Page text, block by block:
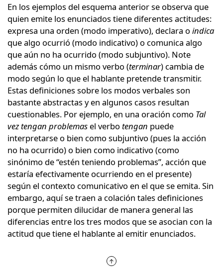
En los ejemplos del esquema anterior se observa que
quien emite los enunciados tiene diferentes actitudes:
expresa una orden (modo imperativo), declara o indica
que algo ocurrió (modo indicativo) o comunica algo
que aún no ha ocurrido (modo subjuntivo). Note
además cómo un mismo verbo (terminar) cambia de
modo según lo que el hablante pretende transmitir.
Estas definiciones sobre los modos verbales son
bastante abstractas y en algunos casos resultan
cuestionables. Por ejemplo, en una oración como Tal
vez tengan problemas el verbo tengan puede
interpretarse o bien como subjuntivo (pues la acción
no ha ocurrido) o bien como indicativo (como
sinónimo de “estén teniendo problemas”, acción que
estaría efectivamente ocurriendo en el presente)
según el contexto comunicativo en el que se emita. Sin
embargo, aquí se traen a colación tales definiciones
porque permiten dilucidar de manera general las
diferencias entre los tres modos que se asocian con la
actitud que tiene el hablante al emitir enunciados.